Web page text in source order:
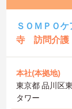
ＳＯＭＰＯ
寺 訪問介護
本社(本拠地)
東京都 品川区
タワー